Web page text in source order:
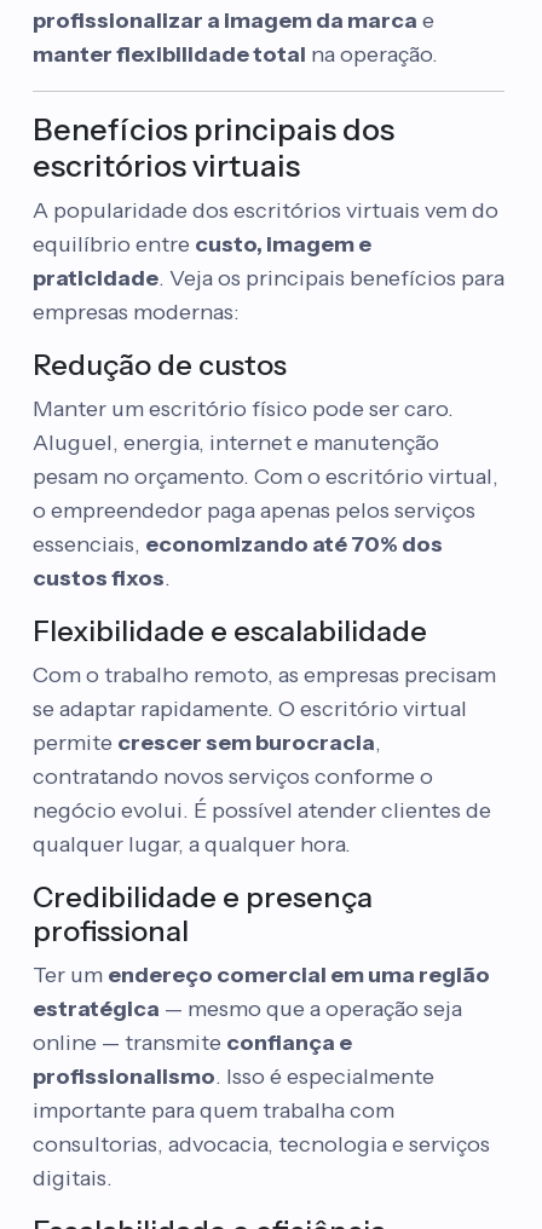
profissionalizar a imagem da marca e
manter flexibilidade total na operação.
Benefícios principais dos
escritórios virtuais
A popularidade dos escritórios virtuais vem do
equilíbrio entre custo, imagem e
praticidade. Veja os principais benefícios para
empresas modernas:
Redução de custos
Manter um escritório físico pode ser caro.
Aluguel, energia, internet e manutenção
pesam no orçamento. Com o escritório virtual,
o empreendedor paga apenas pelos serviços
essenciais, economizando até 70% dos
custos fixos.
Flexibilidade e escalabilidade
Com o trabalho remoto, as empresas precisam
se adaptar rapidamente. O escritório virtual
permite crescer sem burocracia,
contratando novos serviços conforme o
negócio evolui. É possível atender clientes de
qualquer lugar, a qualquer hora.
Credibilidade e presença
profissional
Ter um endereço comercial em uma região
estratégica — mesmo que a operação seja
online — transmite confiança e
profissionalismo. Isso é especialmente
importante para quem trabalha com
consultorias, advocacia, tecnologia e serviços
digitais.